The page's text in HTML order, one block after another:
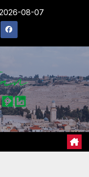
08-07